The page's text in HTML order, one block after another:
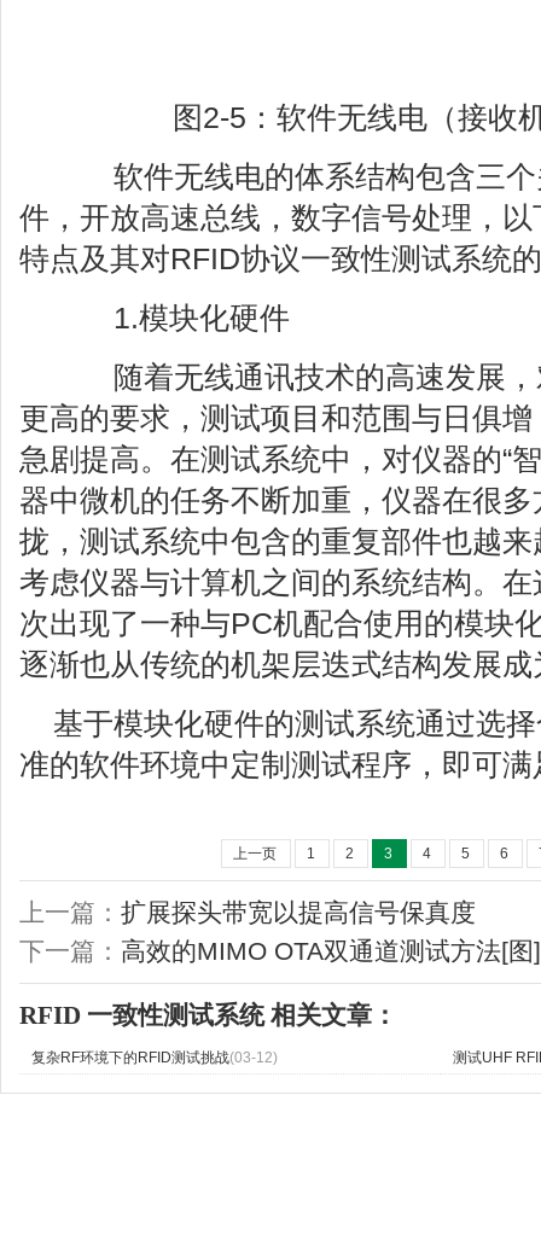
图2-5：软件无线电（接收
软件无线电的体系结构包含三个
件，开放高速总线，数字信号处理，
特点及其对RFID协议一致性测试系统
1.模块化硬件
随着无线通讯技术的高速发展，
更高的要求，测试项目和范围与日俱
急剧提高。在测试系统中，对仪器的“
器中微机的任务不断加重，仪器在很
拢，测试系统中包含的重复部件也越
考虑仪器与计算机之间的系统结构。
次出现了一种与PC机配合使用的模块
逐渐也从传统的机架层迭式结构发展
基于模块化硬件的测试系统通过选
准的软件环境中定制测试程序，即可满
上一页 1 2 3 4 5 6
上一篇： 扩展探头带宽以提高信号保真度
下一篇： 高效的MIMO OTA双通道测试方法[图]
RFID 一致性测试系统相关文章：
复杂RF环境下的RFID测试挑战(03-12) 测试UHF